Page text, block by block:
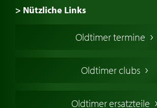
> Nützliche Links
Oldtimers in Europa
Englische Oldtimer
Oldtimer termine
Oldtimer clubs
Oldtimer ersatzteile